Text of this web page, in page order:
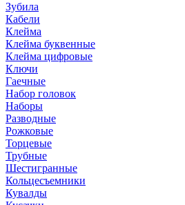
Зубила
Кабели
Клейма
Клейма буквенные
Клейма цифровые
Ключи
Гаечные
Набор головок
Наборы
Разводные
Рожковые
Торцевые
Трубные
Шестигранные
Кольцесъемники
Кувалды